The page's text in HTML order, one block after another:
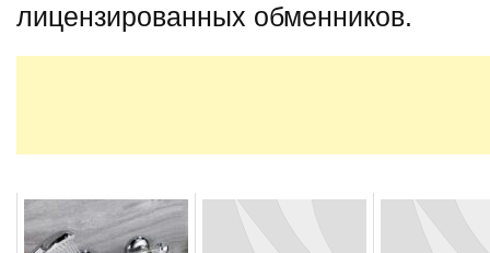
лицензированных обменников.